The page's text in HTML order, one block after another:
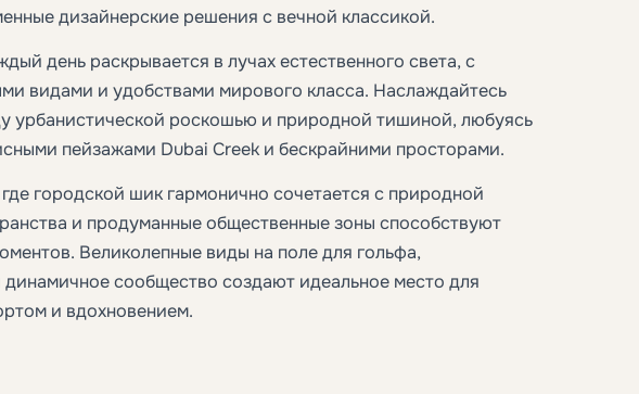
дизайнерские решения с вечной классикой.
день раскрывается в лучах естественного света, с
видами и удобствами мирового класса. Наслаждайтесь
урбанистической роскошью и природной тишиной, любуясь
пейзажами Dubai Creek и бескрайними просторами.
городской шик гармонично сочетается с природной
и продуманные общественные зоны способствуют
Великолепные виды на поле для гольфа,
динамичное сообщество создают идеальное место для
и вдохновением.